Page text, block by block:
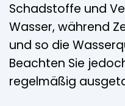
Schadstoffe und
Wasser, während
und so die
Beachten Sie
regelmäßig